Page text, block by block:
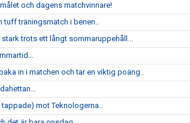
och dagens matchvinnare!
tuff träningsmatch i benen..
stark trots ett långt sommaruppehåll...
in i matchen och tar en viktig poäng..
tappade) mot Teknologerna..